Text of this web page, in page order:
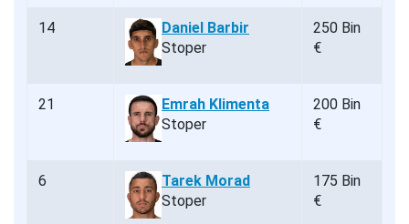
14
Daniel Barbir
Stoper
250 Bin
€
21
Emrah Klimenta
Stoper
200 Bin
€
6
Tarek Morad
Stoper
175 Bin
€